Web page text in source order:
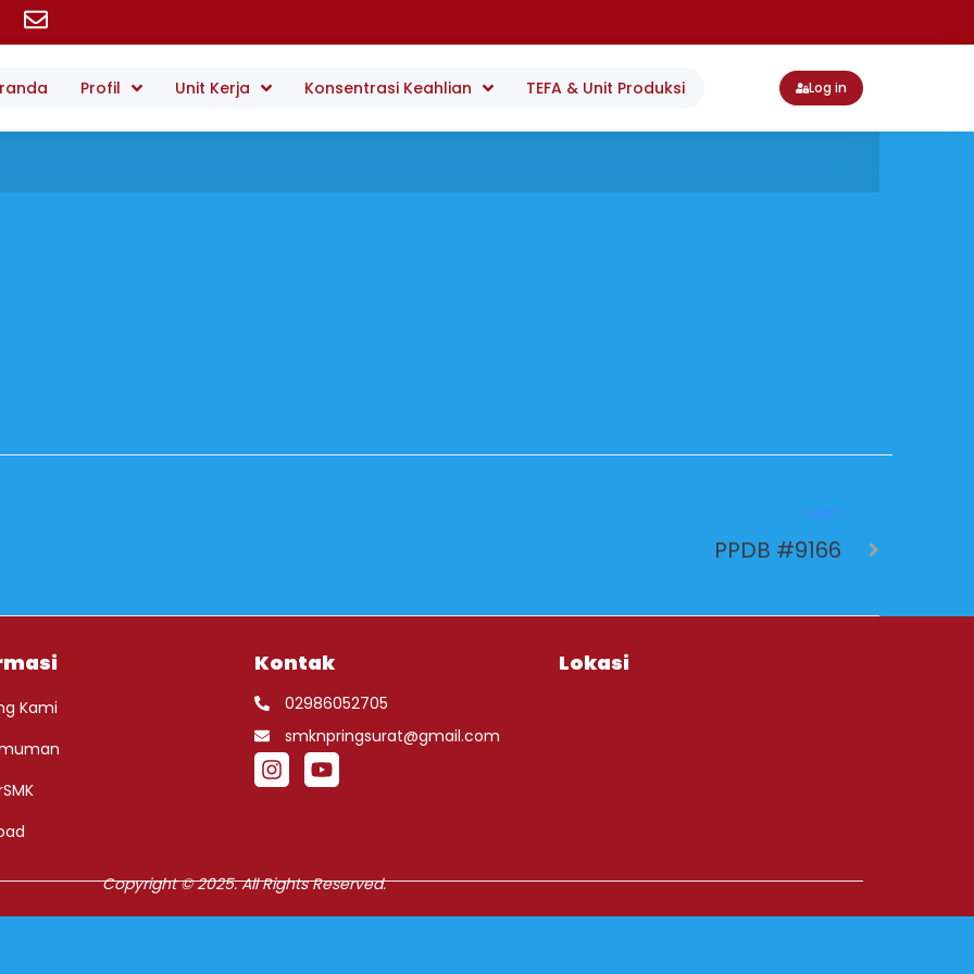
Profil Unit Kerja Konsentrasi Keahlian TEFA & Unit Produksi Log in
PPDB #9166
Kami
Kontak
02986052705
smknpringsurat@gmail.com
Lokasi
Copyright © 2025. All Rights Reserved.